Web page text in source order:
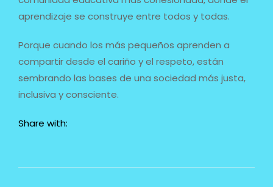
aprendizaje se construye entre todos y todas.
Porque cuando los más pequeños aprenden a
compartir desde el cariño y el respeto, están
sembrando las bases de una sociedad más justa,
inclusiva y consciente.
Share with: